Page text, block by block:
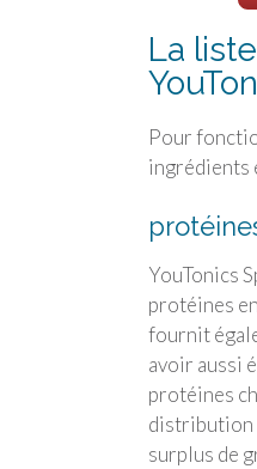
La
Pour
ingrédients
YouTonics
protéines
fournit
avoir aussi
protéines
distribution
surplus de